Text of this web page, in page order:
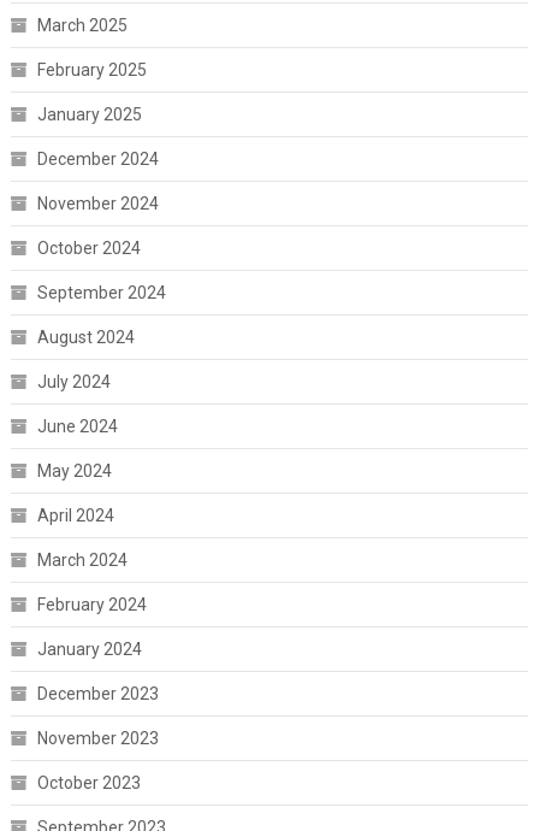
March 2025
February 2025
January 2025
December 2024
November 2024
October 2024
September 2024
August 2024
July 2024
June 2024
May 2024
April 2024
March 2024
February 2024
January 2024
December 2023
November 2023
October 2023